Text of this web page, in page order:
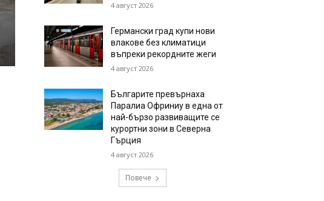
4 август 2026
Германски град купи нови
влакове без климатици
въпреки рекордните жеги
4 август 2026
Българите превърнаха
Паралиа Офриниу в една от
най-бързо развиващите се
курортни зони в Северна
Гърция
4 август 2026
Повече